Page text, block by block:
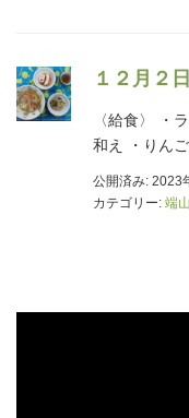
１２月２
〈給食〉 ・
和え ・りん
公開済み: 2023
カテゴリー: 端